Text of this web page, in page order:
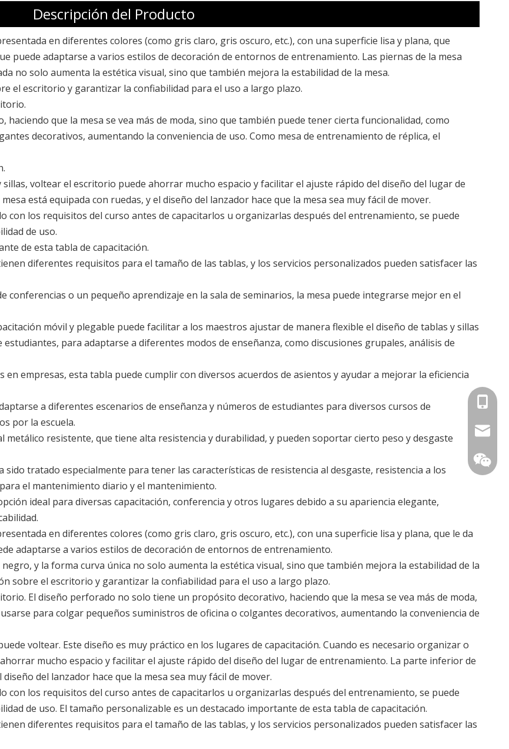
Descripción del Producto
en diferentes colores (como gris claro, gris oscuro, etc.), con una superficie lisa y plana, que
puede adaptarse a varios estilos de decoración de entornos de entrenamiento. Las piernas de la mesa
no solo aumenta la estética visual, sino que también mejora la estabilidad de la mesa.
el escritorio y garantizar la confiabilidad para el uso a largo plazo.
que la mesa se vea más de moda, sino que también puede tener cierta funcionalidad, como
decorativos, aumentando la conveniencia de uso. Como mesa de entrenamiento de réplica, el
voltear el escritorio puede ahorrar mucho espacio y facilitar el ajuste rápido del diseño del lugar de
está equipada con ruedas, y el diseño del lanzador hace que la mesa sea muy fácil de mover.
con los requisitos del curso antes de capacitarlos u organizarlas después del entrenamiento, se puede
de uso.
de esta tabla de capacitación.
diferentes requisitos para el tamaño de las tablas, y los servicios personalizados pueden satisfacer las
conferencias o un pequeño aprendizaje en la sala de seminarios, la mesa puede integrarse mejor en el
móvil y plegable puede facilitar a los maestros ajustar de manera flexible el diseño de tablas y sillas
para adaptarse a diferentes modos de enseñanza, como discusiones grupales, análisis de
empresas, esta tabla puede cumplir con diversos acuerdos de asientos y ayudar a mejorar la eficiencia
a diferentes escenarios de enseñanza y números de estudiantes para diversos cursos de
por la escuela.
metálico resistente, que tiene alta resistencia y durabilidad, y pueden soportar cierto peso y desgaste
tratado especialmente para tener las características de resistencia al desgaste, resistencia a los
el mantenimiento diario y el mantenimiento.
ideal para diversas capacitación, conferencia y otros lugares debido a su apariencia elegante,
en diferentes colores (como gris claro, gris oscuro, etc.), con una superficie lisa y plana, que le da
adaptarse a varios estilos de decoración de entornos de entrenamiento.
y la forma curva única no solo aumenta la estética visual, sino que también mejora la estabilidad de la
sobre el escritorio y garantizar la confiabilidad para el uso a largo plazo.
El diseño perforado no solo tiene un propósito decorativo, haciendo que la mesa se vea más de moda,
para colgar pequeños suministros de oficina o colgantes decorativos, aumentando la conveniencia de
voltear. Este diseño es muy práctico en los lugares de capacitación. Cuando es necesario organizar o
mucho espacio y facilitar el ajuste rápido del diseño del lugar de entrenamiento. La parte inferior de
del lanzador hace que la mesa sea muy fácil de mover.
con los requisitos del curso antes de capacitarlos u organizarlas después del entrenamiento, se puede
de uso. El tamaño personalizable es un destacado importante de esta tabla de capacitación.
diferentes requisitos para el tamaño de las tablas, y los servicios personalizados pueden satisfacer las
+86-